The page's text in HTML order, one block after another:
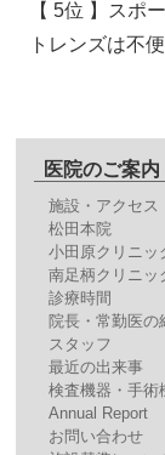
【 5位 】スポ
トレンズは不便
医院のご案内
施設・アクセス
松田本院
小田原クリニッ
南足柄クリニッ
診療時間
院長・常勤医の
スタッフ
最近の出来事
検査機器・手術
Annual Report
お問い合わせ